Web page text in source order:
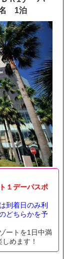
名 1泊
１デーパスポ
到着日のみ利
どちらかを予
ートを1日中満
めます！